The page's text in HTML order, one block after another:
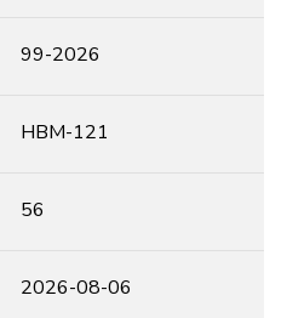
99-2026
HBM-121
56
2026-08-06